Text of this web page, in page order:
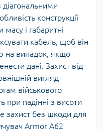
діагональними
конструкції
і габаритні
кабель, щоб він
на випадок, якщо
дані. Захист від
вигляд
військового
при падінні з висоти
захист без шкоди для
Armor A62